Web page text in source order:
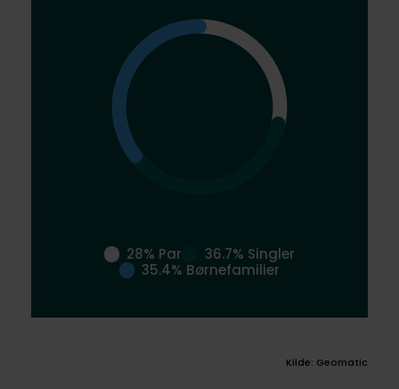
28% Par
36.7% Singler
35.4% Børnefamilier
Kilde: Geomatic